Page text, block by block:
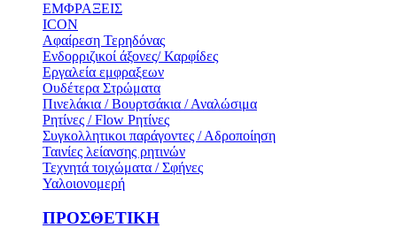
ΕΜΦΡΑΞΕΙΣ
ICON
Αφαίρεση Τερηδόνας
Ενδορριζικοί άξονες/ Καρφίδες
Εργαλεία εμφραξεων
Ουδέτερα Στρώματα
Πινελάκια / Βουρτσάκια / Αναλώσιμα
Ρητίνες / Flow Ρητίνες
Συγκολλητικοι παράγοντες / Αδροποίηση
Ταινίες λείανσης ρητινών
Τεχνητά τοιχώματα / Σφήνες
Υαλοιονομερή
ΠΡΟΣΘΕΤΙΚΗ